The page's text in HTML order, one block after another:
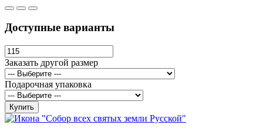
Доступные варианты
Заказать другой размер
Подарочная упаковка
Купить